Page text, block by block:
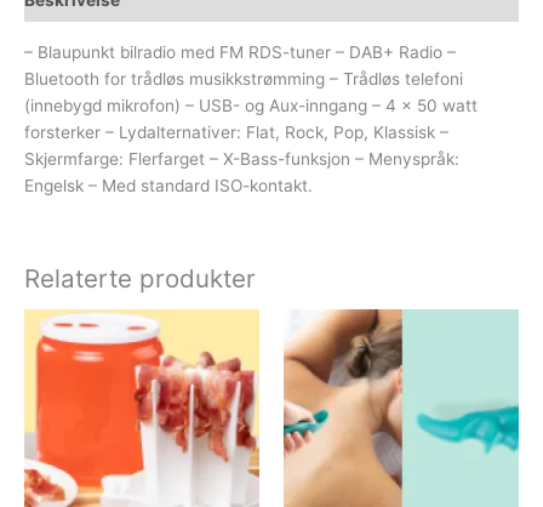
– Blaupunkt bilradio med FM RDS-tuner – DAB+ Radio –
Bluetooth for trådløs musikkstrømming – Trådløs telefoni
(innebygd mikrofon) – USB- og Aux-inngang – 4 x 50 watt
forsterker – Lydalternativer: Flat, Rock, Pop, Klassisk –
Skjermfarge: Flerfarget – X-Bass-funksjon – Menyspråk:
Engelsk – Med standard ISO-kontakt.
Relaterte produkter